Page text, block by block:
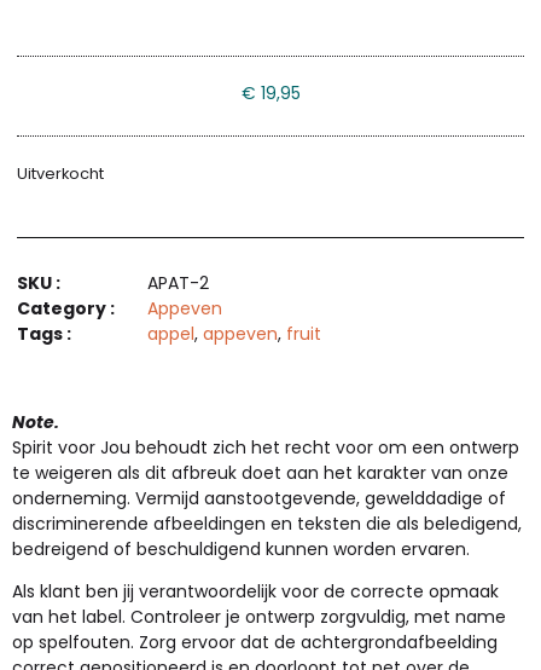
€ 19,95
Uitverkocht
SKU :
APAT-2
Category :
Appeven
Tags :
appel, appeven, fruit
Note.
Spirit voor Jou behoudt zich het recht voor om een ontwerp
te weigeren als dit afbreuk doet aan het karakter van onze
onderneming. Vermijd aanstootgevende, gewelddadige of
discriminerende afbeeldingen en teksten die als beledigend,
bedreigend of beschuldigend kunnen worden ervaren.
Als klant ben jij verantwoordelijk voor de correcte opmaak
van het label. Controleer je ontwerp zorgvuldig, met name
op spelfouten. Zorg ervoor dat de achtergrondafbeelding